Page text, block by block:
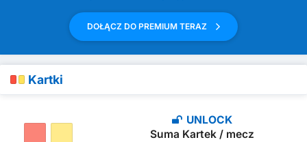
DOŁĄCZ DO PREMIUM TERAZ
Kartki
UNLOCK
Suma Kartek / mecz